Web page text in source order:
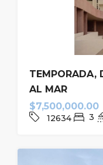
TEMPORADA,
AL MAR
$7,500,000.00
12634 3